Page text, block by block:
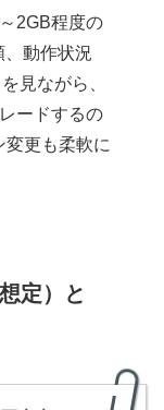
2GB程度の
動作状況
見ながら、
ードするの
更も柔軟に
定）と